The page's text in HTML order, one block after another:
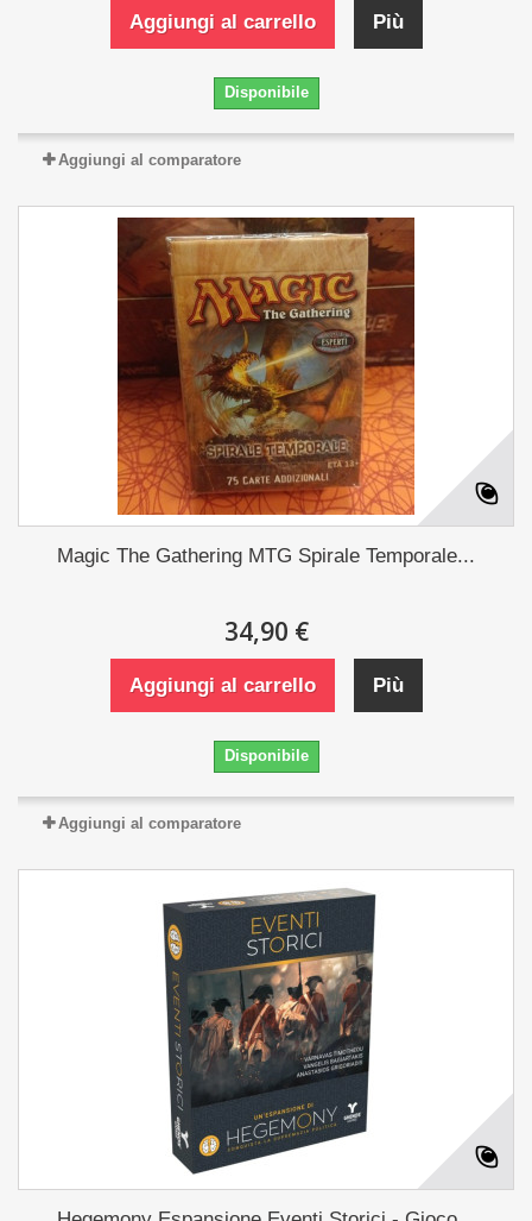
Aggiungi al carrello Più
Disponibile
Aggiungi al comparatore
Magic The Gathering MTG Spirale Temporale...
34,90 €
Aggiungi al carrello Più
Disponibile
Aggiungi al comparatore